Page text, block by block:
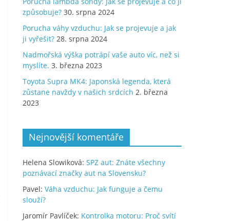
způsobuje? 30. srpna 2024
Porucha váhy vzduchu: Jak se projevuje a jak
ji vyřešit? 28. srpna 2024
Nadmořská výška potrápí vaše auto víc, než si
myslíte. 3. března 2023
Toyota Supra MK4: Japonská legenda, která
zůstane navždy v našich srdcích 2. března
2023
Nejnovější komentáře
Helena Slowiková: SPZ aut: Znáte všechny
poznávací značky aut na Slovensku?
Pavel: Váha vzduchu: Jak funguje a čemu
slouží?
Jaromír Pavlíček: Kontrolka motoru: Proč svítí